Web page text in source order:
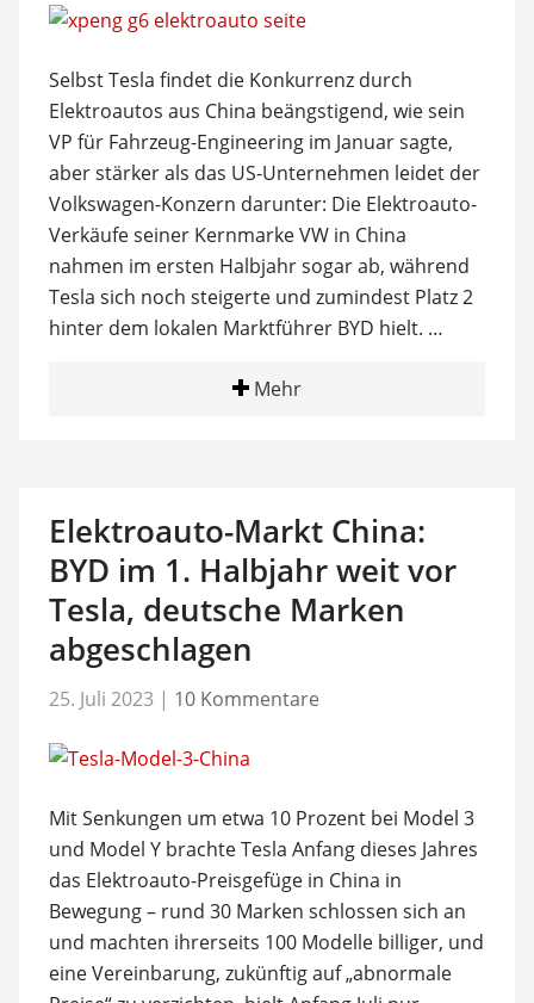
Selbst Tesla findet die Konkurrenz durch
Elektroautos aus China beängstigend, wie sein
VP für Fahrzeug-Engineering im Januar sagte,
aber stärker als das US-Unternehmen leidet der
Volkswagen-Konzern darunter: Die Elektroauto-
Verkäufe seiner Kernmarke VW in China
nahmen im ersten Halbjahr sogar ab, während
Tesla sich noch steigerte und zumindest Platz 2
hinter dem lokalen Marktführer BYD hielt. …
Mehr
Elektroauto-Markt China:
BYD im 1. Halbjahr weit vor
Tesla, deutsche Marken
abgeschlagen
25. Juli 2023 | 10 Kommentare
Mit Senkungen um etwa 10 Prozent bei Model 3
und Model Y brachte Tesla Anfang dieses Jahres
das Elektroauto-Preisgefüge in China in
Bewegung – rund 30 Marken schlossen sich an
und machten ihrerseits 100 Modelle billiger, und
eine Vereinbarung, zukünftig auf „abnormale